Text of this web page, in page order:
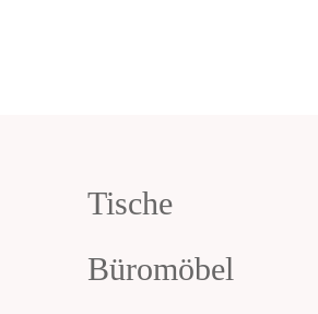
Tische
Büromöbel